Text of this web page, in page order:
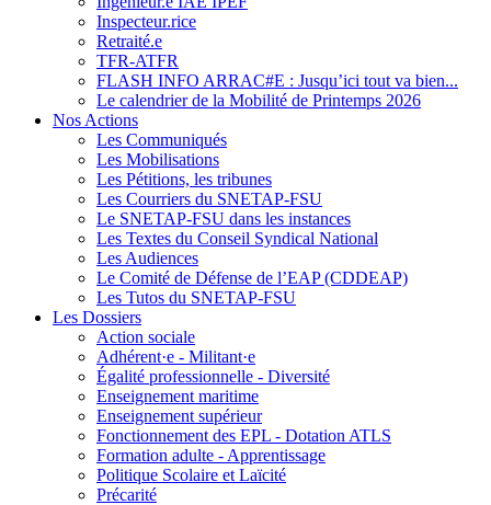
Inspecteur.rice
Retraité.e
TFR-ATFR
FLASH INFO ARRAC#E : Jusqu’ici tout va bien...
Le calendrier de la Mobilité de Printemps 2026
Nos Actions
Les Communiqués
Les Mobilisations
Les Pétitions, les tribunes
Les Courriers du SNETAP-FSU
Le SNETAP-FSU dans les instances
Les Textes du Conseil Syndical National
Les Audiences
Le Comité de Défense de l’EAP (CDDEAP)
Les Tutos du SNETAP-FSU
Les Dossiers
Action sociale
Adhérent·e - Militant·e
Égalité professionnelle - Diversité
Enseignement maritime
Enseignement supérieur
Fonctionnement des EPL - Dotation ATLS
Formation adulte - Apprentissage
Politique Scolaire et Laïcité
Précarité